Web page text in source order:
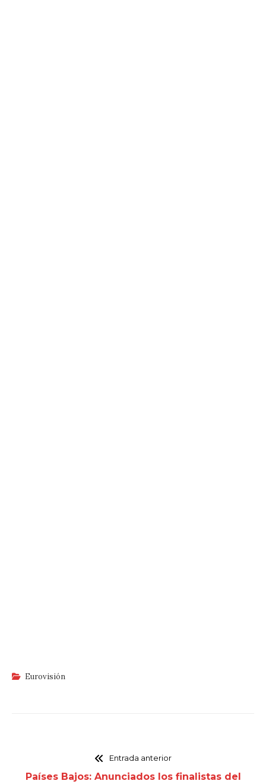
Eurovisión
Entrada anterior
Países Bajos: Anunciados los finalistas del